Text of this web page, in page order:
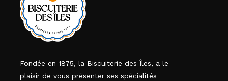
Fondée en 1875, la Biscuiterie des Îles, a le
plaisir de vous présenter ses spécialités